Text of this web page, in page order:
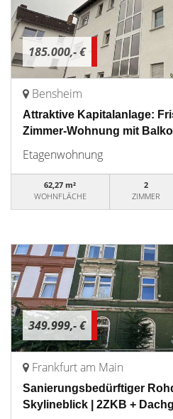
185.000,- €
Bensheim
Attraktive Kapitalanlage:
Zimmer-Wohnung mit
Etagenwohnung
62,27 m²
WOHNFLÄCHE
2
ZIMMER
349.999,- €
Frankfurt am Main
Sanierungsbedürftiger
Skylineblick | 2ZKB +